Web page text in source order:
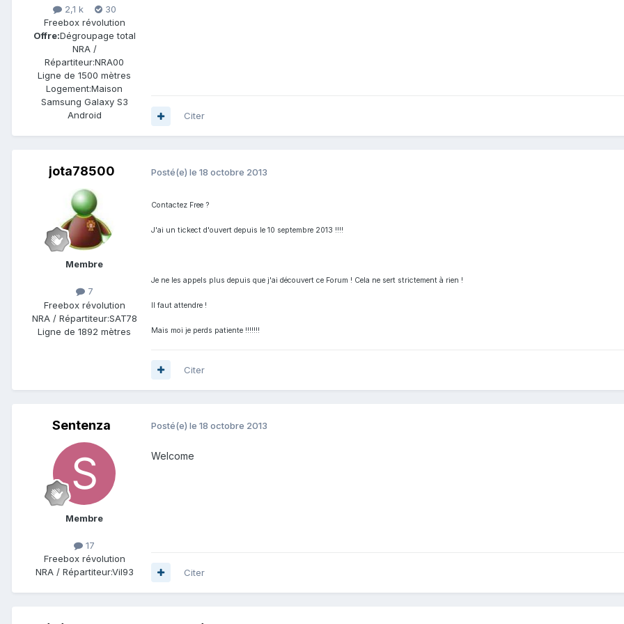
2,1 k
30
Freebox révolution
Offre:Dégroupage total
NRA /
Répartiteur:NRA00
Ligne de 1500 mètres
Logement:Maison
Samsung Galaxy S3
Android
Citer
jota78500
Membre
7
Freebox révolution
NRA / Répartiteur:SAT78
Ligne de 1892 mètres
Posté(e) le 18 octobre 2013
Contactez Free ?
J'ai un tickect d'ouvert depuis le 10 septembre 2013 !!!!
Je ne les appels plus depuis que j'ai découvert ce Forum ! Cela ne sert strictement à rien !
Il faut attendre !
Mais moi je perds patiente !!!!!!!
Citer
Sentenza
Membre
17
Freebox révolution
NRA / Répartiteur:Vil93
Posté(e) le 18 octobre 2013
Welcome
Citer